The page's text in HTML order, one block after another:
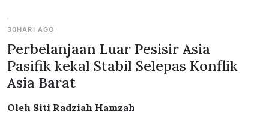
30HARI AGO
Perbelanjaan Luar Pesisir Asia
Pasifik kekal Stabil Selepas Konflik
Asia Barat
Oleh Siti Radziah Hamzah